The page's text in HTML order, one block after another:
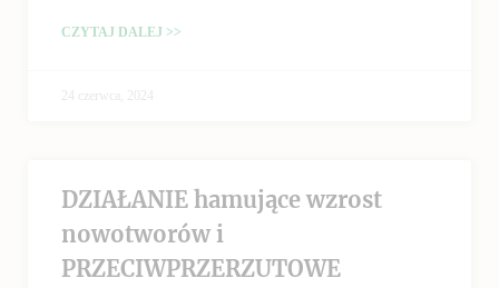
CZYTAJ DALEJ >>
24 czerwca, 2024
DZIAŁANIE hamujące wzrost
nowotworów i
PRZECIWPRZERZUTOWE